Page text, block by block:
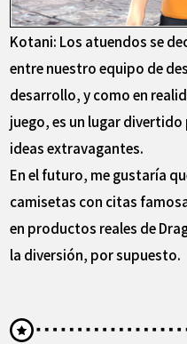
Kotani: Los atuendos se
entre nuestro equipo de
desarrollo, y como en
juego, es un lugar
ideas extravagantes.
En el futuro, me gustaría
camisetas con citas
en productos reales de
la diversión, por supuesto.